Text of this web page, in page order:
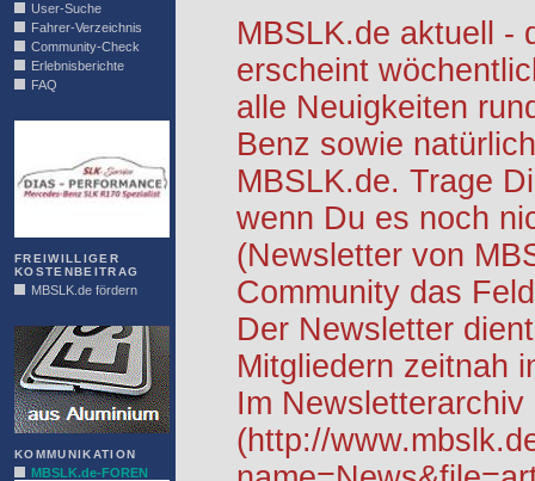
User-Suche
Fahrer-Verzeichnis
Community-Check
Erlebnisberichte
FAQ
FREIWILLIGER
KOSTENBEITRAG
MBSLK.de fördern
KOMMUNIKATION
MBSLK.de-FOREN
MBSLK.de aktuell -
erscheint
alle Neuigkeiten
Benz sowie
MBSLK.de. Trage
wenn Du es noch
(Newsletter von
Community das
Der Newsletter
Mitgliedern zeitnah
Im Newsletterarchiv
(http://